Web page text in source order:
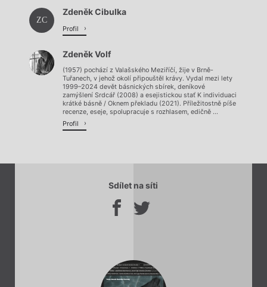
ZC
Zdeněk Cibulka
Profil
Zdeněk Volf
(1957) pochází z Valašského Meziříčí, žije v Brně-
Tuřanech, v jehož okolí připouštěl krávy. Vydal mezi lety
1999–2024 devět básnických sbírek, deníkové
zamýšlení Srdcář (2008) a esejistickou stať K individuaci
krátké básně / Oknem překladu (2021). Příležitostně píše
recenze, eseje, spolupracuje s rozhlasem, edičně ...
Profil
Sdílet na síti